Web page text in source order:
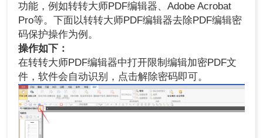
功能，例如转转大师PDF编辑器、Adobe Acrobat
Pro等。下面以转转大师PDF编辑器去除PDF编辑密
码保护操作为例。
操作如下：
在转转大师PDF编辑器中打开限制编辑加密PDF文
件，软件会自动识别，点击解除密码即可。